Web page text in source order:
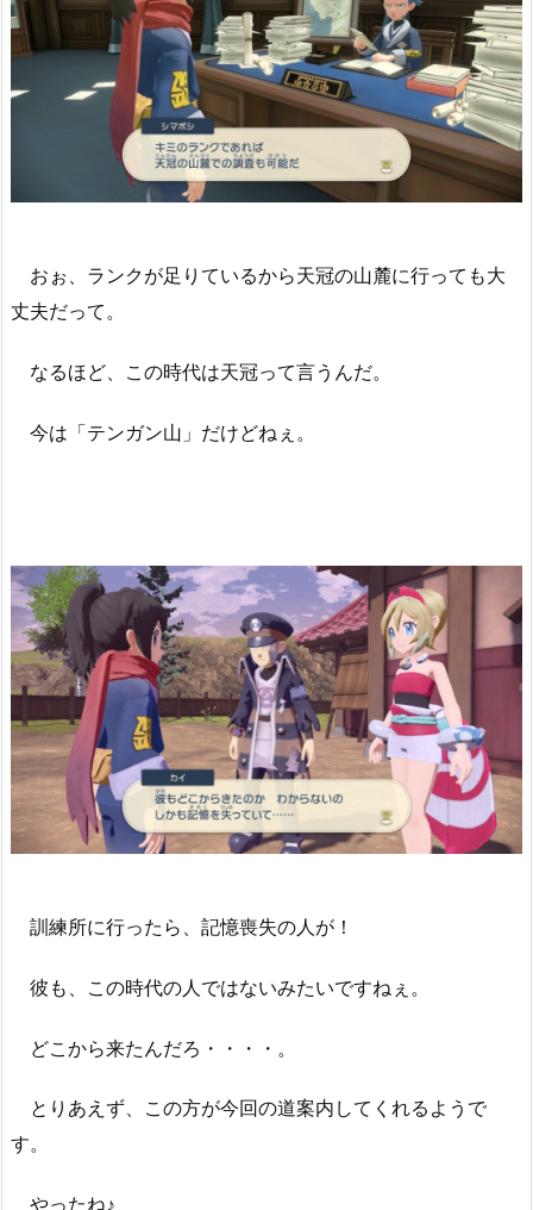
おぉ、ランクが足りているから天冠の山麓に行っても大
丈夫だって。
なるほど、この時代は天冠って言うんだ。
今は「テンガン山」だけどねぇ。
訓練所に行ったら、記憶喪失の人が！
彼も、この時代の人ではないみたいですねぇ。
どこから来たんだろ・・・・。
とりあえず、この方が今回の道案内してくれるようで
す。
やったね♪